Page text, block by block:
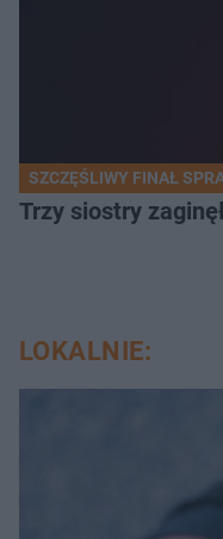
SZCZĘŚLIWY FINAŁ
Trzy siostry
LOKALNIE: